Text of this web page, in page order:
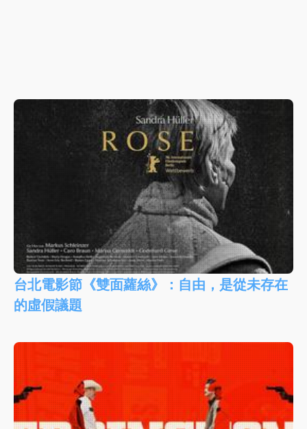
台北電影節《雙面蘿絲》：自由，是從未存在
的虛假議題